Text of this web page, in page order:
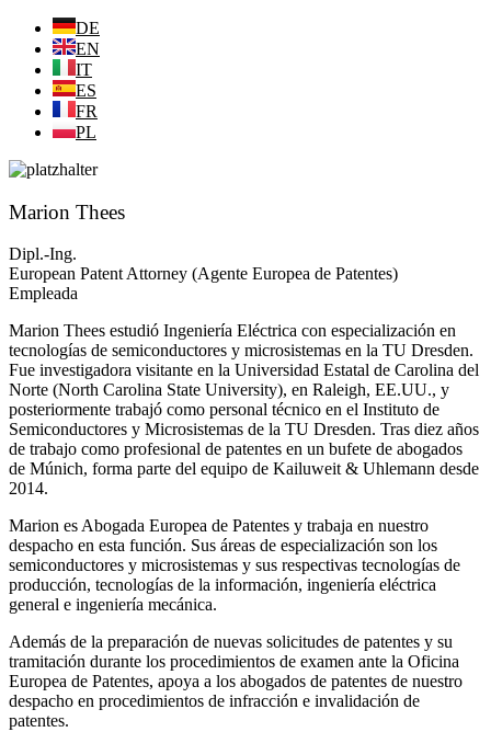
DE
EN
IT
ES
FR
PL
Marion Thees
Dipl.-Ing.
European Patent Attorney (Agente Europea de Patentes)
Empleada
Marion Thees estudió Ingeniería Eléctrica con especialización en
tecnologías de semiconductores y microsistemas en la TU Dresden.
Fue investigadora visitante en la Universidad Estatal de Carolina del
Norte (North Carolina State University), en Raleigh, EE.UU., y
posteriormente trabajó como personal técnico en el Instituto de
Semiconductores y Microsistemas de la TU Dresden. Tras diez años
de trabajo como profesional de patentes en un bufete de abogados
de Múnich, forma parte del equipo de Kailuweit & Uhlemann desde
2014.
Marion es Abogada Europea de Patentes y trabaja en nuestro
despacho en esta función. Sus áreas de especialización son los
semiconductores y microsistemas y sus respectivas tecnologías de
producción, tecnologías de la información, ingeniería eléctrica
general e ingeniería mecánica.
Además de la preparación de nuevas solicitudes de patentes y su
tramitación durante los procedimientos de examen ante la Oficina
Europea de Patentes, apoya a los abogados de patentes de nuestro
despacho en procedimientos de infracción e invalidación de
patentes.